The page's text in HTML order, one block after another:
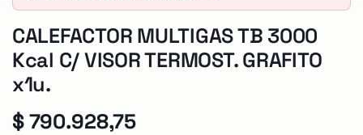
CALEFACTOR MULTIGAS TB 3000
Kcal C/ VISOR TERMOST. GRAFITO
x1u.
$790.928,75